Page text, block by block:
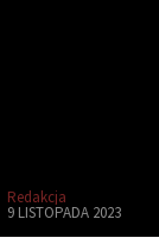
Redakcja
9 LISTOPADA 2023